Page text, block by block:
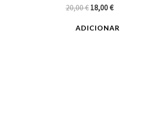
20,00€ 18,00€
ADICIONAR